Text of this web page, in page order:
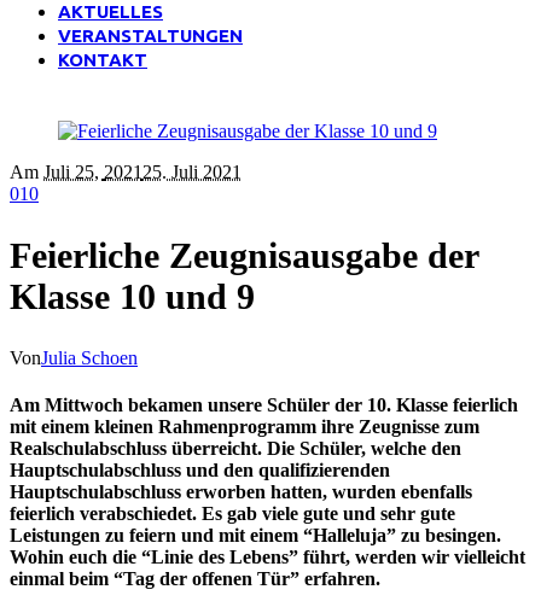
AKTUELLES
VERANSTALTUNGEN
KONTAKT
Am Juli 25, 2021 25. Juli 2021
010
Feierliche Zeugnisausgabe der
Klasse 10 und 9
VonJulia Schoen
Am Mittwoch bekamen unsere Schüler der 10. Klasse feierlich
mit einem kleinen Rahmenprogramm ihre Zeugnisse zum
Realschulabschluss überreicht. Die Schüler, welche den
Hauptschulabschluss und den qualifizierenden
Hauptschulabschluss erworben hatten, wurden ebenfalls
feierlich verabschiedet. Es gab viele gute und sehr gute
Leistungen zu feiern und mit einem “Halleluja” zu besingen.
Wohin euch die “Linie des Lebens” führt, werden wir vielleicht
einmal beim “Tag der offenen Tür” erfahren.